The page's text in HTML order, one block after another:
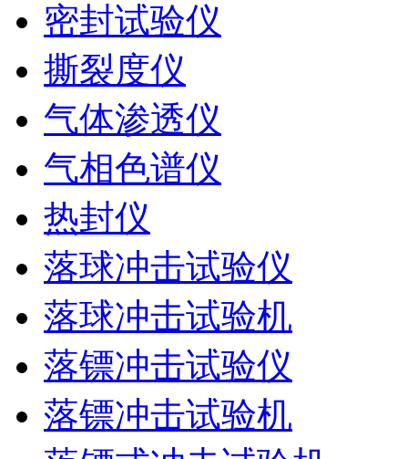
密封试验仪
撕裂度仪
气体渗透仪
气相色谱仪
热封仪
落球冲击试验仪
落球冲击试验机
落镖冲击试验仪
落镖冲击试验机